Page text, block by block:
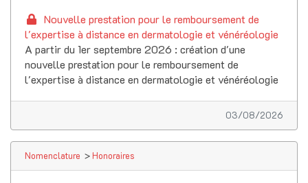
Nouvelle prestation pour le remboursement de
l'expertise à distance en dermatologie et vénéréologie
A partir du 1er septembre 2026 : création d'une
nouvelle prestation pour le remboursement de
l'expertise à distance en dermatologie et vénéréologie
03/08/2026
Nomenclature > Honoraires